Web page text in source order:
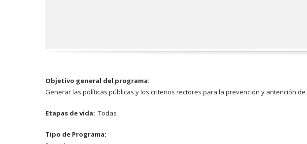
Objetivo general del programa:
Generar las políticas públicas y los criterios rectores para la prevención y antención
Etapas de vida: Todas
Tipo de Programa: